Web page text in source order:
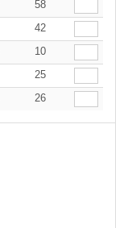
58
42
10
25
26